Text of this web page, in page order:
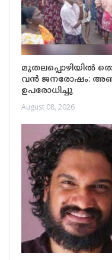
മുതലപ്പൊഴിയിൽ
വൻ ജനരോഷം:
ഉപരോധിച്ചു
August 08, 2026